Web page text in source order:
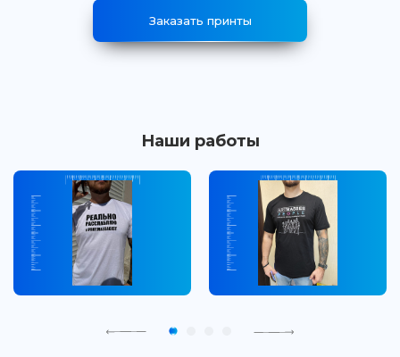
Заказать принты
Наши работы